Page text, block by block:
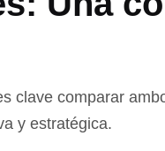
clave comparar
y estratégica.